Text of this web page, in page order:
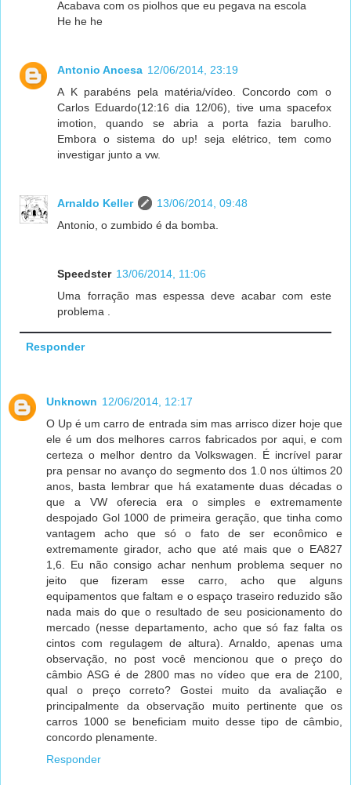
Acabava com os piolhos que eu pegava na escola
He he he
Antonio Ancesa 12/06/2014, 23:19
A K parabéns pela matéria/vídeo. Concordo com o
Carlos Eduardo(12:16 dia 12/06), tive uma spacefox
imotion, quando se abria a porta fazia barulho.
Embora o sistema do up! seja elétrico, tem como
investigar junto a vw.
Arnaldo Keller
13/06/2014, 09:48
Antonio, o zumbido é da bomba.
Speedster 13/06/2014, 11:06
Uma forração mas espessa deve acabar com este
problema .
Responder
Unknown 12/06/2014, 12:17
O Up é um carro de entrada sim mas arrisco dizer hoje que
ele é um dos melhores carros fabricados por aqui, e com
certeza o melhor dentro da Volkswagen. É incrível parar
pra pensar no avanço do segmento dos 1.0 nos últimos 20
anos, basta lembrar que há exatamente duas décadas o
que a VW oferecia era o simples e extremamente
despojado Gol 1000 de primeira geração, que tinha como
vantagem acho que só o fato de ser econômico e
extremamente girador, acho que até mais que o EA827
1,6. Eu não consigo achar nenhum problema sequer no
jeito que fizeram esse carro, acho que alguns
equipamentos que faltam e o espaço traseiro reduzido são
nada mais do que o resultado de seu posicionamento do
mercado (nesse departamento, acho que só faz falta os
cintos com regulagem de altura). Arnaldo, apenas uma
observação, no post você mencionou que o preço do
câmbio ASG é de 2800 mas no vídeo que era de 2100,
qual o preço correto? Gostei muito da avaliação e
principalmente da observação muito pertinente que os
carros 1000 se beneficiam muito desse tipo de câmbio,
concordo plenamente.
Responder